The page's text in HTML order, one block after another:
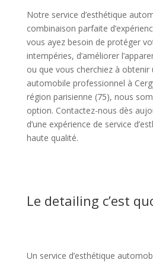
Notre service d’esthétique
combinaison parfaite
vous ayez besoin de protéger
intempéries, d’améliorer
ou que vous cherchiez à obtenir
automobile professionnel à
région parisienne (75), nous
option. Contactez-nous dès
d’une expérience de service
haute qualité.
Le detailing c’est
Un service d’esthétique